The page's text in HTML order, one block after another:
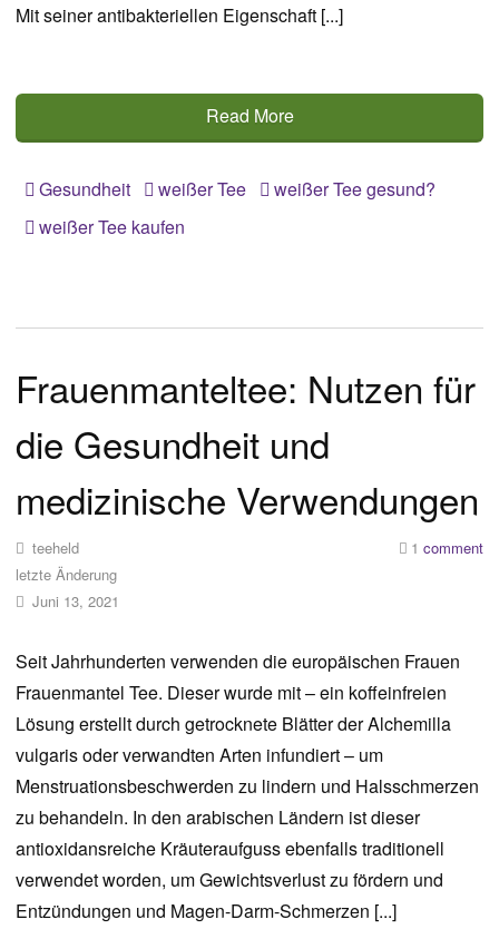
Mit seiner antibakteriellen Eigenschaft [...]
Read More
Gesundheit weißer Tee
weißer Tee gesund?
weißer Tee kaufen
Frauenmanteltee: Nutzen für
die Gesundheit und
medizinische Verwendungen
teeheld
letzte Änderung
Juni 13, 2021
1 comment
Seit Jahrhunderten verwenden die europäischen Frauen
Frauenmantel Tee. Dieser wurde mit – ein koffeinfreien
Lösung erstellt durch getrocknete Blätter der Alchemilla
vulgaris oder verwandten Arten infundiert – um
Menstruationsbeschwerden zu lindern und Halsschmerzen
zu behandeln. In den arabischen Ländern ist dieser
antioxidansreiche Kräuteraufguss ebenfalls traditionell
verwendet worden, um Gewichtsverlust zu fördern und
Entzündungen und Magen-Darm-Schmerzen [...]